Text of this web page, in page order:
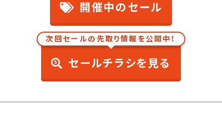
開催中のセール
次回セールの先取り情報を公開中！
セールチラシを見る